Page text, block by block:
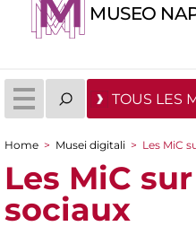
MUSEO
TOUS LES
You are here
Home > Musei digitali > Les MiC
Les MiC
sociaux